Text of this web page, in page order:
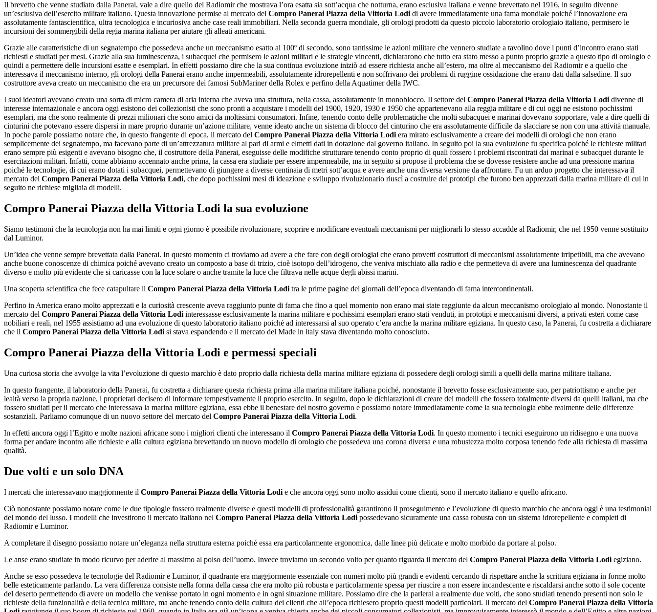
Il brevetto che venne studiato dalla Panerai, vale a dire quello del Radiomir che mostrava l’ora esatta sia sott’acqua che notturna, erano esclusiva italiana e venne brevettato nel 1916, in seguito divenne
un’esclusiva dell’esercito militare italiano. Questa innovazione permise al mercato del Compro Panerai Piazza della Vittoria Lodi di avere immediatamente una fama mondiale poiché l’innovazione era
assolutamente fantascientifica, ultra tecnologica e incuriosiva anche case reali immobiliari. Nella seconda guerra mondiale, gli orologi prodotti da questo piccolo laboratorio orologiaio italiano, permisero le
incursioni dei sommergibili della regia marina italiana per aiutare gli alleati americani.
Grazie alle caratteristiche di un segnatempo che possedeva anche un meccanismo esatto al 100º di secondo, sono tantissime le azioni militare che vennero studiate a tavolino dove i punti d’incontro erano stati
richiesti e studiati per mesi. Grazie alla sua luminescenza, i subacquei che permisero le azioni militari e le strategie vincenti, dichiararono che tutto era stato messo a punto proprio grazie a questo tipo di orologio e
quindi a permettere delle incursioni esatte e esemplari. In effetti possiamo dire che la sua continua evoluzione iniziò ad essere richiesta anche all’estero, ma oltre al meccanismo del Radiomir e a quello che
interessava il meccanismo interno, gli orologi della Panerai erano anche impermeabili, assolutamente idrorepellenti e non soffrivano dei problemi di ruggine ossidazione che erano dati dalla salsedine. Il suo
costruttore aveva creato un meccanismo che era un precursore dei famosi SubMariner della Rolex e perfino della Aquatimer della IWC.
I suoi ideatori avevano creato una sorta di micro camera di aria interna che aveva una struttura, nella cassa, assolutamente in monoblocco. Il settore del Compro Panerai Piazza della Vittoria Lodi divenne di
interesse internazionale e ancora oggi esistono dei collezionisti che sono pronti a acquistare i modelli del 1900, 1920, 1930 e 1950 che appartenevano alla reggia militare e di cui oggi ne esistono pochissimi
esemplari, ma che sono realmente di prezzi milionari che sono amici da moltissimi consumatori. Infine, tenendo conto delle problematiche che molti subacquei e marinai dovevano sopportare, vale a dire quelli di
cinturini che potevano essere dispersi in mare proprio durante un’azione militare, venne ideato anche un sistema di blocco del cinturino che era assolutamente difficile da slacciare se non con una attività manuale.
In poche parole possiamo notare che, in questo frangente di epoca, il mercato del Compro Panerai Piazza della Vittoria Lodi era mirato esclusivamente a creare dei modelli di orologi che non erano
semplicemente dei segnatempo, ma facevano parte di un’attrezzatura militare al pari di armi e elmetti dati in dotazione dal governo italiano. In seguito poi la sua evoluzione fu specifica poiché le richieste militari
erano sempre più esigenti e avevano bisogno che, il costruttore della Panerai, eseguisse delle modifiche strutturare tenendo conto proprio di quali fossero i problemi riscontrati dai marinai e subacquei durante le
esercitazioni militari. Infatti, come abbiamo accennato anche prima, la cassa era studiate per essere impermeabile, ma in seguito si propose il problema che se dovesse resistere anche ad una pressione marina
poiché le tecnologie, di cui erano dotati i subacquei, permettevano di giungere a diverse centinaia di metri sott’acqua e avere anche una diversa versione da affrontare. Fu un arduo progetto che interessava il
mercato del Compro Panerai Piazza della Vittoria Lodi, che dopo pochissimi mesi di ideazione e sviluppo rivoluzionario riuscì a costruire dei prototipi che furono ben apprezzati dalla marina militare di cui in
seguito ne richiese migliaia di modelli.
Compro Panerai Piazza della Vittoria Lodi la sua evoluzione
Siamo testimoni che la tecnologia non ha mai limiti e ogni giorno è possibile rivoluzionare, scoprire e modificare eventuali meccanismi per migliorarli lo stesso accadde al Radiomir, che nel 1950 venne sostituito
dal Luminor.
Un’idea che venne sempre brevettata dalla Panerai. In questo momento ci troviamo ad avere a che fare con degli orologiai che erano provetti costruttori di meccanismi assolutamente irripetibili, ma che avevano
anche buone conoscenze di chimica poiché avevano creato un composto a base di trizio, cioè isotopo dell’idrogeno, che veniva mischiato alla radio e che permetteva di avere una luminescenza del quadrante
diverso e molto più evidente che si caricasse con la luce solare o anche tramite la luce che filtrava nelle acque degli abissi marini.
Una scoperta scientifica che fece catapultare il Compro Panerai Piazza della Vittoria Lodi tra le prime pagine dei giornali dell’epoca diventando di fama intercontinentali.
Perfino in America erano molto apprezzati e la curiosità crescente aveva raggiunto punte di fama che fino a quel momento non erano mai state raggiunte da alcun meccanismo orologiaio al mondo. Nonostante il
mercato del Compro Panerai Piazza della Vittoria Lodi interessasse esclusivamente la marina militare e pochissimi esemplari erano stati venduti, in prototipi e meccanismi diversi, a privati esteri come case
nobiliari e reali, nel 1955 assistiamo ad una evoluzione di questo laboratorio italiano poiché ad interessarsi al suo operato c’era anche la marina militare egiziana. In questo caso, la Panerai, fu costretta a dichiarare
che il Compro Panerai Piazza della Vittoria Lodi si stava espandendo e il mercato del Made in italy stava diventando molto conosciuto.
Compro Panerai Piazza della Vittoria Lodi e permessi speciali
Una curiosa storia che avvolge la vita l’evoluzione di questo marchio è dato proprio dalla richiesta della marina militare egiziana di possedere degli orologi simili a quelli della marina militare italiana.
In questo frangente, il laboratorio della Panerai, fu costretta a dichiarare questa richiesta prima alla marina militare italiana poiché, nonostante il brevetto fosse esclusivamente suo, per patriottismo e anche per
lealtà verso la propria nazione, i proprietari decisero di informare tempestivamente il proprio esercito. In seguito, dopo le dichiarazioni di creare dei modelli che fossero totalmente diversi da quelli italiani, ma che
fossero studiati per il mercato che interessava la marina militare egiziana, essa ebbe il benestare del nostro governo e possiamo notare immediatamente come la sua tecnologia ebbe realmente delle differenze
sostanziali. Parliamo comunque di un nuovo settore del mercato del Compro Panerai Piazza della Vittoria Lodi.
In effetti ancora oggi l’Egitto e molte nazioni africane sono i migliori clienti che interessano il Compro Panerai Piazza della Vittoria Lodi. In questo momento i tecnici eseguirono un ridisegno e una nuova
forma per andare incontro alle richieste e alla cultura egiziana brevettando un nuovo modello di orologio che possedeva una corona diversa e una robustezza molto corposa tenendo fede alla richiesta di massima
qualità.
Due volti e un solo DNA
I mercati che interessavano maggiormente il Compro Panerai Piazza della Vittoria Lodi e che ancora oggi sono molto assidui come clienti, sono il mercato italiano e quello africano.
Ciò nonostante possiamo notare come le due tipologie fossero realmente diverse e questi modelli di professionalità garantirono il proseguimento e l’evoluzione di questo marchio che ancora oggi è una testimonial
del mondo del lusso. I modelli che investirono il mercato italiano nel Compro Panerai Piazza della Vittoria Lodi possedevano sicuramente una cassa robusta con un sistema idrorepellente e completi di
Radiomir e Luminor.
A completare il disegno possiamo notare un’eleganza nella struttura esterna poiché essa era particolarmente ergonomica, dalle linee più delicate e molto morbido da portare al polso.
Le anse erano studiate in modo ricurvo per aderire al massimo al polso dell’uomo. Invece troviamo un secondo volto per quanto riguarda il mercato del Compro Panerai Piazza della Vittoria Lodi egiziano.
Anche se esso possedeva le tecnologie del Radiomir e Luminor, il quadrante era maggiormente essenziale con numeri molto più grandi e evidenti cercando di rispettare anche la scrittura egiziana in forme molto
belle esteticamente parlando. La vera differenza consiste nella forma della cassa che era molto più robusta e particolarmente spessa per riuscire a non essere incandescente e riscaldarsi anche sotto il sole cocente
del deserto permettendo di avere un modello che venisse portato in ogni momento e in ogni situazione militare. Possiamo dire che la parlerai a realmente due volti, che sono studiati tenendo presenti non solo le
richieste della funzionalità e della tecnica militare, ma anche tenendo conto della cultura dei clienti che all’epoca richiesero proprio questi modelli particolari. Il mercato del Compro Panerai Piazza della Vittoria